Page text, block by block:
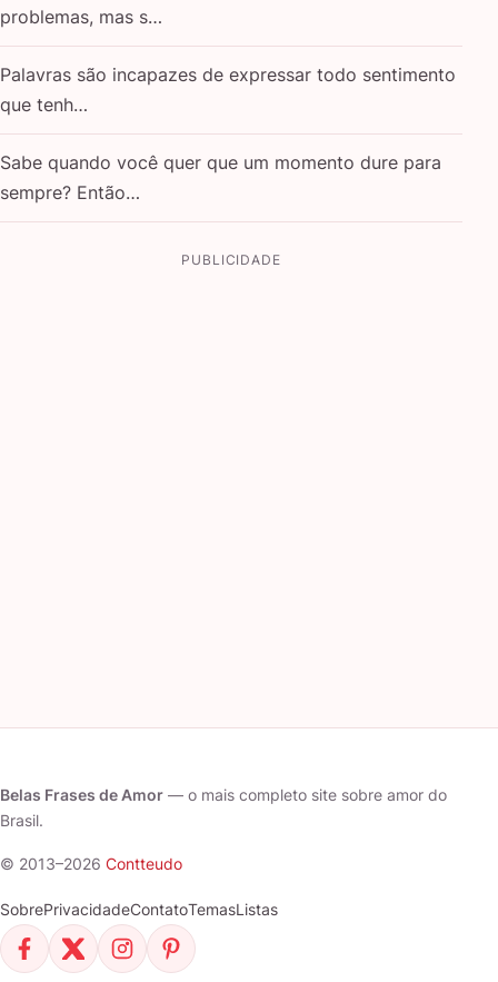
problemas, mas s…
Palavras são incapazes de expressar todo sentimento
que tenh…
Sabe quando você quer que um momento dure para
sempre? Então…
PUBLICIDADE
Belas Frases de Amor — o mais completo site sobre amor do
Brasil.
© 2013–2026 Contteudo
SobrePrivacidadeContatoTemasListas